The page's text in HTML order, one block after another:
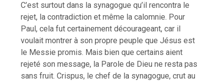
C’est surtout dans la synagogue qu’il rencontra le
rejet, la contradiction et même la calomnie. Pour
Paul, cela fut certainement décourageant, car il
voulait montrer à son propre peuple que Jésus est
le Messie promis. Mais bien que certains aient
rejeté son message, la Parole de Dieu ne resta pas
sans fruit. Crispus, le chef de la synagogue, crut au